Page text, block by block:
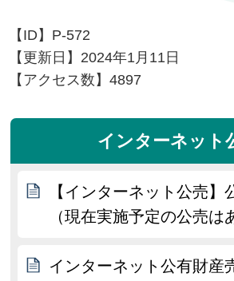
【ID】 P-572
【更新日】 2024年1月11日
【アクセス数】4897
インターネット
【インターネット公売】
（現在実施予定の公売は
インターネット公有財産